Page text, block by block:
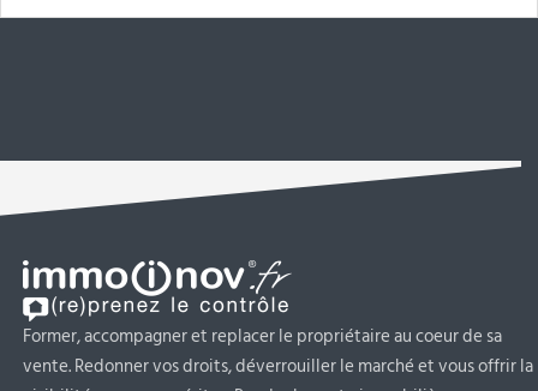
Former, accompagner et replacer le propriétaire au coeur de sa
vente. Redonner vos droits, déverrouiller le marché et vous offrir la